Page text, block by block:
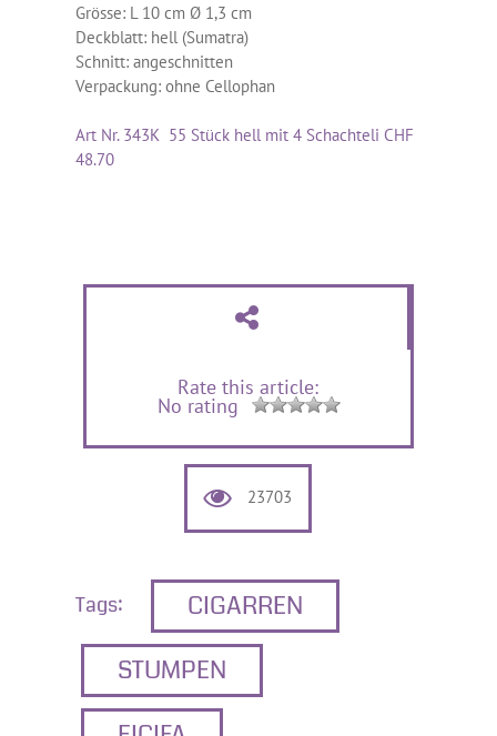
Grösse: L 10 cm Ø 1,3 cm
Deckblatt: hell (Sumatra)
Schnitt: angeschnitten
Verpackung: ohne Cellophan
Art Nr. 343K 55 Stück hell mit 4 Schachteli CHF
48.70
Rate this article:
No rating
23703
Tags:
CIGARREN
STUMPEN